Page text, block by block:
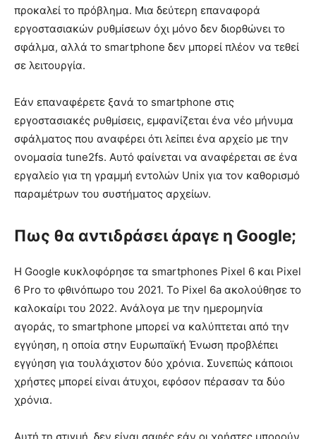
προκαλεί το πρόβλημα. Μια δεύτερη επαναφορά
εργοστασιακών ρυθμίσεων όχι μόνο δεν διορθώνει το
σφάλμα, αλλά το smartphone δεν μπορεί πλέον να τεθεί
σε λειτουργία.
Εάν επαναφέρετε ξανά το smartphone στις
εργοστασιακές ρυθμίσεις, εμφανίζεται ένα νέο μήνυμα
σφάλματος που αναφέρει ότι λείπει ένα αρχείο με την
ονομασία tune2fs. Αυτό φαίνεται να αναφέρεται σε ένα
εργαλείο για τη γραμμή εντολών Unix για τον καθορισμό
παραμέτρων του συστήματος αρχείων.
Πως θα αντιδράσει άραγε η Google;
Η Google κυκλοφόρησε τα smartphones Pixel 6 και Pixel
6 Pro το φθινόπωρο του 2021. Το Pixel 6a ακολούθησε το
καλοκαίρι του 2022. Ανάλογα με την ημερομηνία
αγοράς, το smartphone μπορεί να καλύπτεται από την
εγγύηση, η οποία στην Ευρωπαϊκή Ένωση προβλέπει
εγγύηση για τουλάχιστον δύο χρόνια. Συνεπώς κάποιοι
χρήστες μπορεί είναι άτυχοι, εφόσον πέρασαν τα δύο
χρόνια.